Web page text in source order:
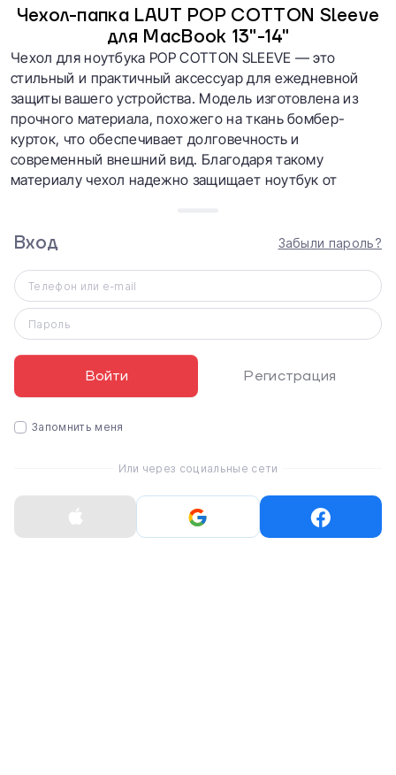
Чехол-папка LAUT POP COTTON Sleeve
для MacBook 13"-14"
Чехол для ноутбука POP COTTON SLEEVE — это
стильный и практичный аксессуар для ежедневной
защиты вашего устройства. Модель изготовлена из
прочного материала, похожего на ткань бомбер-
курток, что обеспечивает долговечность и
современный внешний вид. Благодаря такому
материалу чехол надежно защищает ноутбук от
Мягкая защита и удобство каждый день
подкладкой, которая бережно защищает корпус
устройства от царапин и смягчает возможные удары.
Компактный дизайн позволяет легко поместить чехол
в рюкзак или сумку, а яркие цвета добавляют
Вход Забыли пароль?
Телефон или e-mail
Пароль
Войти Регистрация
Запомнить меня
Или через социальные сети